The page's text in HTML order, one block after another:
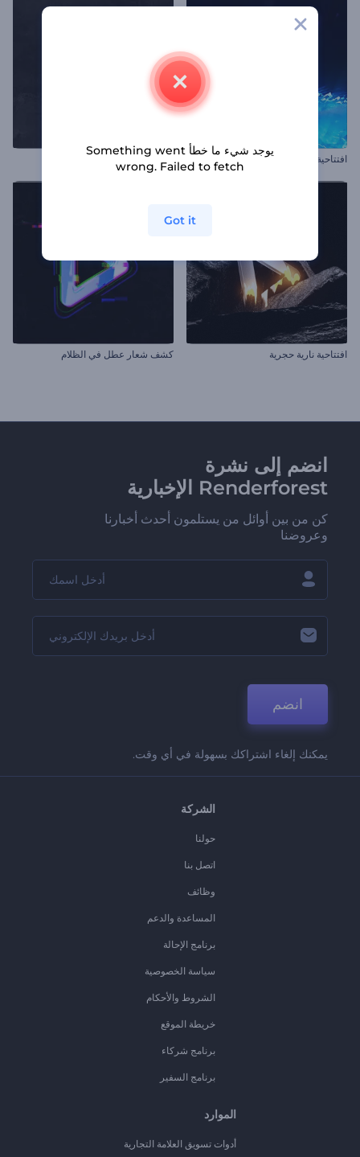
افتتاحية صاعقة البرق افتتاحية شعار متعدد الألوان
افتتاحية نارية حجرية كشف شعار عطل في الظلام
انضم إلى نشرة
Renderforest الإخبارية
كن من بين أوائل من يستلمون أحدث أخبارنا
وعروضنا
انضم
يمكنك إلغاء اشتراكك بسهولة في أي وقت.
الشركة
حولنا
اتصل بنا
وظائف
المساعدة والدعم
برنامج الإحالة
سياسة الخصوصية
الشروط والأحكام
خريطة الموقع
برنامج شركاء
برنامج السفير
الموارد
أدوات تسويق العلامة التجارية
يوجد شيء ما خطأ Something went
wrong. Failed to fetch
Got it